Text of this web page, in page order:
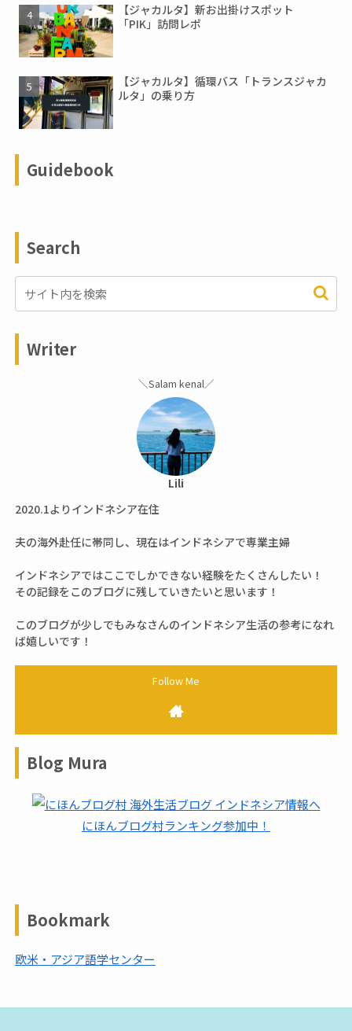
【ジャカルタ】新お出掛けスポット
「PIK」訪問レポ
【ジャカルタ】循環バス「トランスジャカ
ルタ」の乗り方
Guidebook
Search
Writer
＼Salam kenal／
Lili
2020.1よりインドネシア在住
夫の海外赴任に帯同し、現在はインドネシアで専業主婦
インドネシアではここでしかできない経験をたくさんしたい！
その記録をこのブログに残していきたいと思います！
このブログが少しでもみなさんのインドネシア生活の参考になれ
ば嬉しいです！
Blog Mura
にほんブログ村ランキング参加中！
Bookmark
欧米・アジア語学センター